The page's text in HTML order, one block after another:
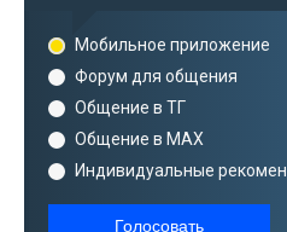
Мобильное приложение
Форум для общения
Общение в ТГ
Общение в MAX
Индивидуальные
Голосовать